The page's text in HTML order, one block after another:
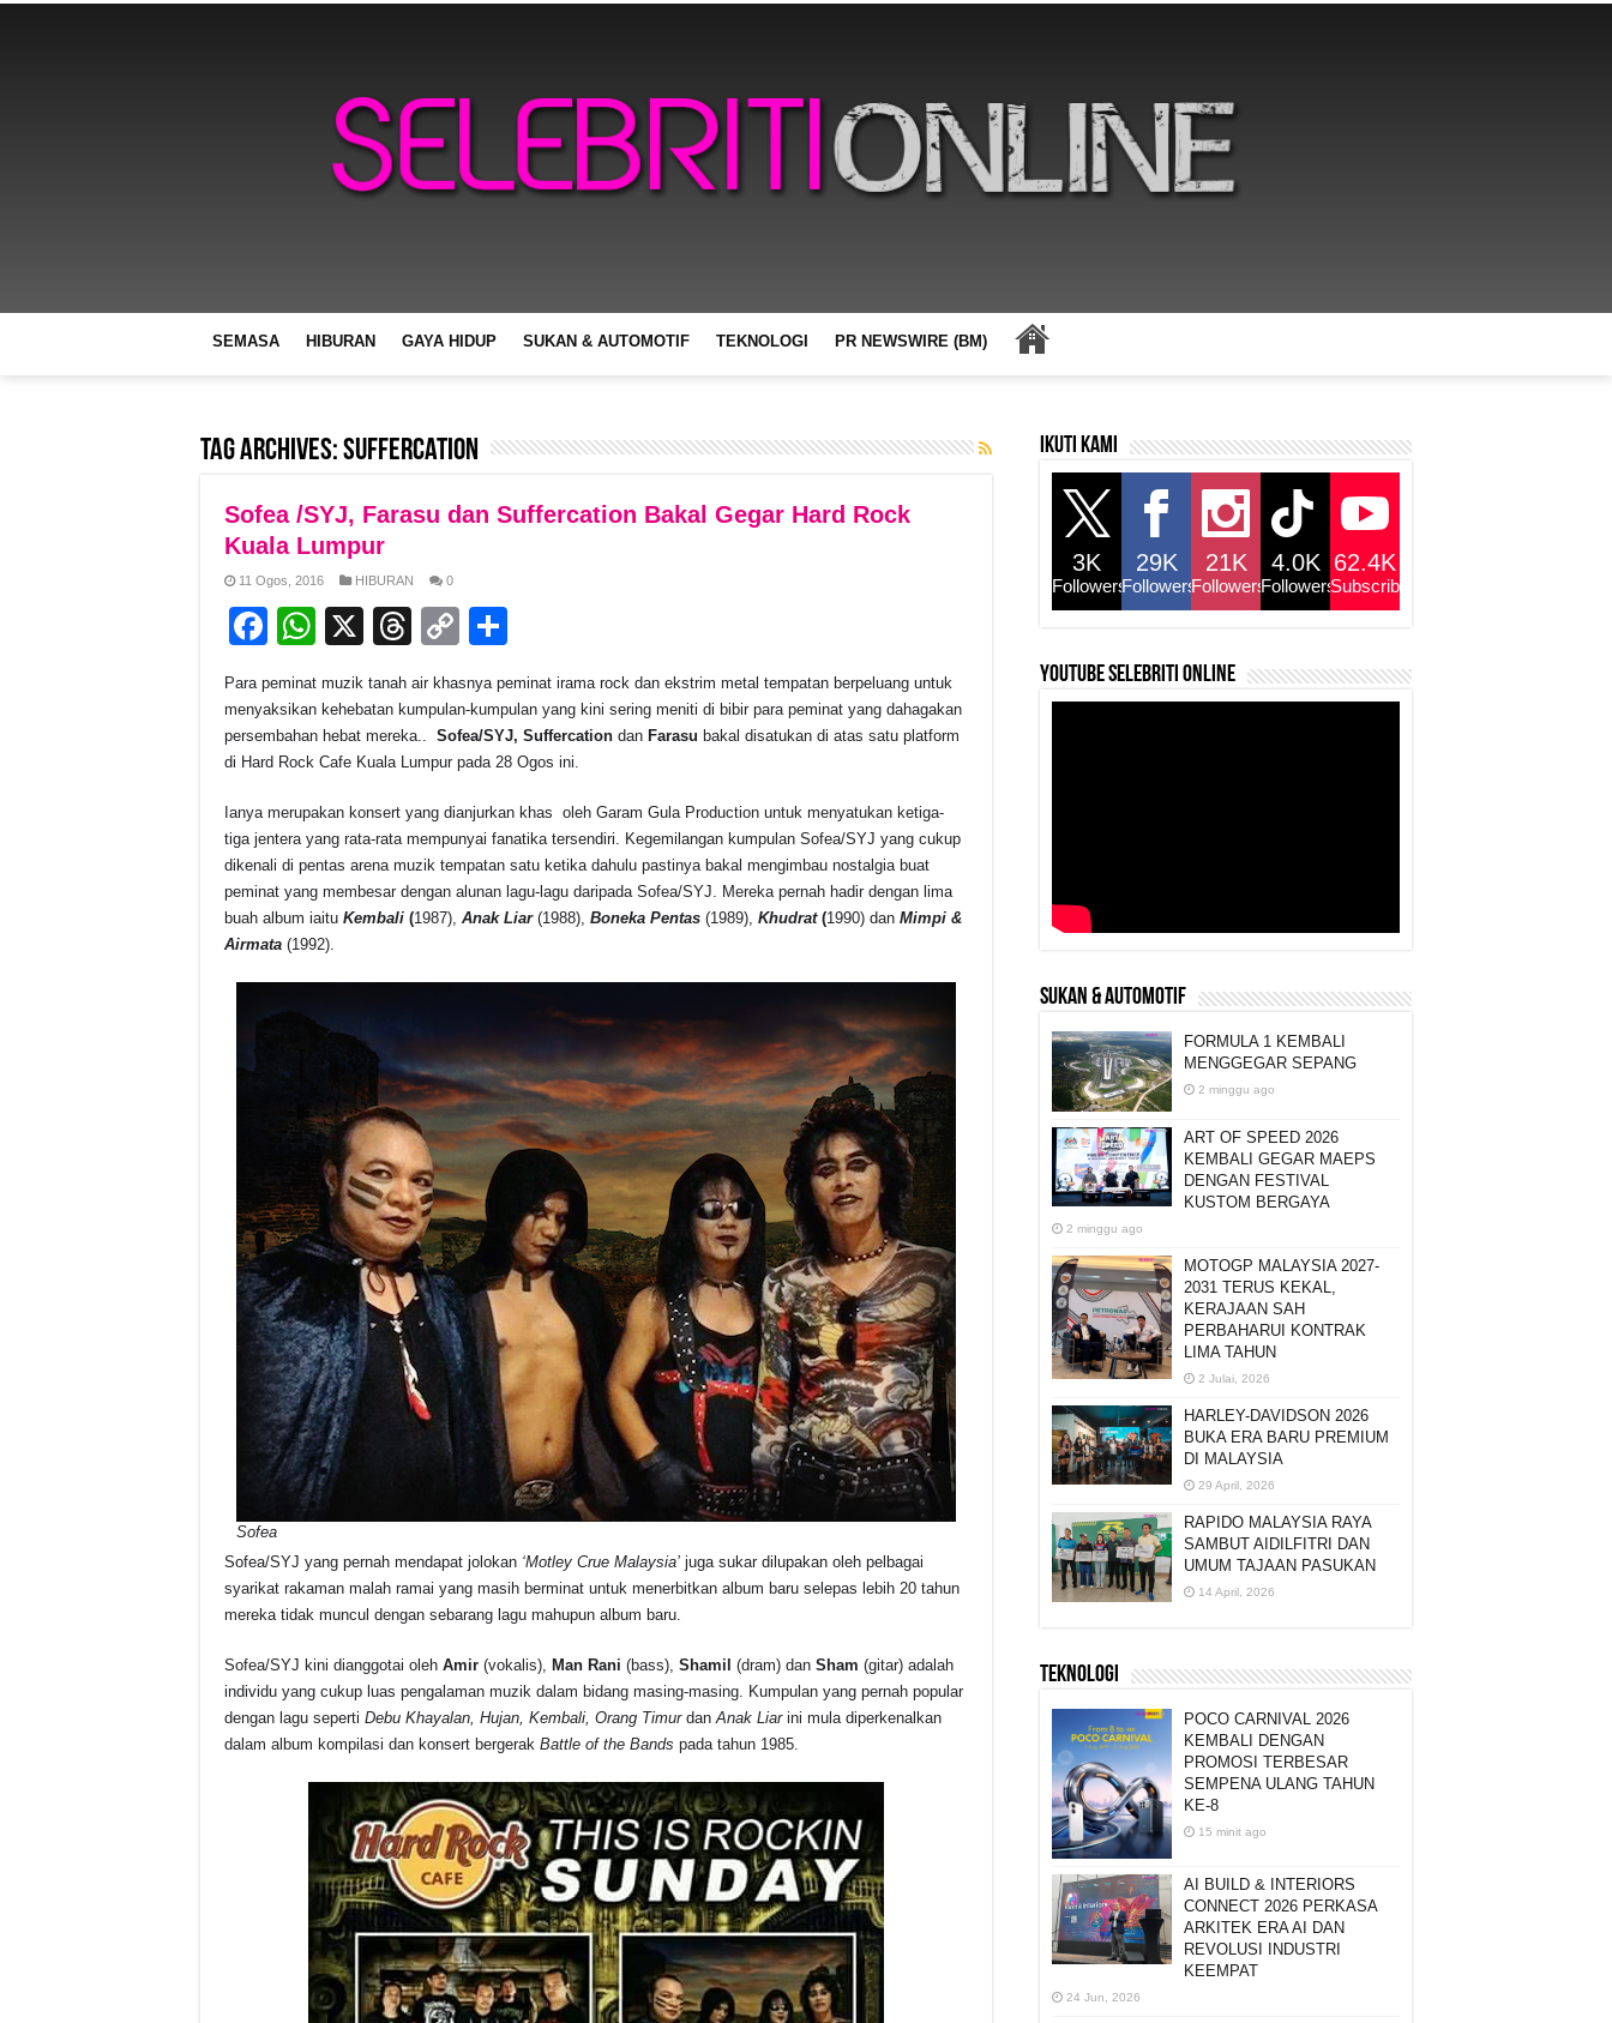
SEMASA HIBURAN GAYA HIDUP SUKAN & AUTOMOTIF TEKNOLOGI PR NEWSWIRE (BM)
Tag Archives:Suffercation
Sofea /SYJ, Farasu dan Suffercation Bakal Gegar Hard Rock
Kuala Lumpur
11 Ogos, 2016 HIBURAN 0
F
c
e
b
o
o
k
W
at
s
A
p
p
X
T
e
a
d
s
C
p
y
Li
n
k
ar
e
Para peminat muzik tanah air khasnya peminat irama rock dan ekstrim metal tempatan berpeluang untuk
menyaksikan kehebatan kumpulan-kumpulan yang kini sering meniti di bibir para peminat yang dahagakan
persembahan hebat mereka.. Sofea/SYJ, Suffercation dan Farasu bakal disatukan di atas satu platform
di Hard Rock Cafe Kuala Lumpur pada 28 Ogos ini.
Ianya merupakan konsert yang dianjurkan khas oleh Garam Gula Production untuk menyatukan ketiga-
tiga jentera yang rata-rata mempunyai fanatika tersendiri. Kegemilangan kumpulan Sofea/SYJ yang cukup
dikenali di pentas arena muzik tempatan satu ketika dahulu pastinya bakal mengimbau nostalgia buat
peminat yang membesar dengan alunan lagu-lagu daripada Sofea/SYJ. Mereka pernah hadir dengan lima
buah album iaitu Kembali (1987), Anak Liar(1988), Boneka Pentas (1989), Khudrat(1990) dan Mimpi &
Airmata (1992).
Sofea
Sofea/SYJ yang pernah mendapat jolokan ‘Motley Crue Malaysia’ juga sukar dilupakan oleh pelbagai
syarikat rakaman malah ramai yang masih berminat untuk menerbitkan album baru selepas lebih 20 tahun
mereka tidak muncul dengan sebarang lagu mahupun album baru.
Sofea/SYJ kini dianggotai oleh Amir (vokalis), Man Rani (bass), Shamil (dram) dan Sham (gitar) adalah
individu yang cukup luas pengalaman muzik dalam bidang masing-masing. Kumpulan yang pernah popular
dengan lagu seperti Debu Khayalan, Hujan, Kembali, Orang Timur dan Anak Liar ini mula diperkenalkan
dalam album kompilasi dan konsert bergerak Battle of the Bands pada tahun 1985.
Ikuti kami
3K
Followers
29K
Followers
21K
Followers
4.0K
Followers
62.4K
Subscribers
YouTube selebriti online
SUKAN & AUTOMOTIF
FORMULA 1 KEMBALI
MENGGEGAR SEPANG
2 minggu ago
ART OF SPEED 2026
KEMBALI GEGAR MAEPS
DENGAN FESTIVAL
KUSTOM BERGAYA
2 minggu ago
MOTOGP MALAYSIA 2027-
2031 TERUS KEKAL,
KERAJAAN SAH
PERBAHARUI KONTRAK
LIMA TAHUN
2 Julai, 2026
HARLEY-DAVIDSON 2026
BUKA ERA BARU PREMIUM
DI MALAYSIA
29 April, 2026
RAPIDO MALAYSIA RAYA
SAMBUT AIDILFITRI DAN
UMUM TAJAAN PASUKAN
14 April, 2026
TEKNOLOGI
POCO CARNIVAL 2026
KEMBALI DENGAN
PROMOSI TERBESAR
SEMPENA ULANG TAHUN
KE-8
15 minit ago
AI BUILD & INTERIORS
CONNECT 2026 PERKASA
ARKITEK ERA AI DAN
REVOLUSI INDUSTRI
KEEMPAT
24 Jun, 2026